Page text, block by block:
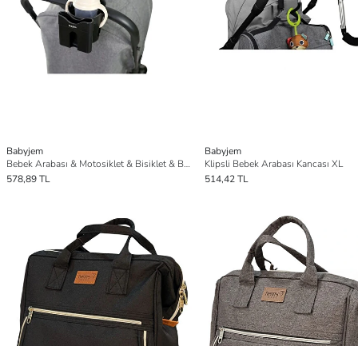
Babyjem
Bebek Arabası & Motosiklet & Bisiklet & Biberon & Bardak Tutucu Telefon Tutucu
578,89 TL
Babyjem
Klipsli Bebek Arabası Kancası XL
514,42 TL